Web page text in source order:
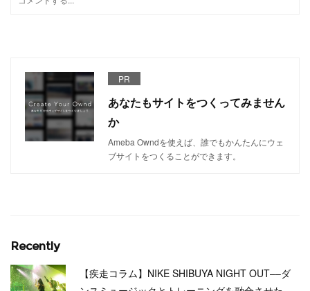
PR
あなたもサイトをつくってみません
か
Ameba Owndを使えば、誰でもかんたんにウェ
ブサイトをつくることができます。
Recently
【疾走コラム】NIKE SHIBUYA NIGHT OUT––ダ